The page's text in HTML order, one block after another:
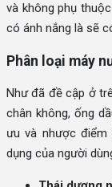
và không phụ
có ánh nắng là sẽ
Phân loại máy
Như đã đề cập ở
chân không, ống
ưu và nhược
dụng của người